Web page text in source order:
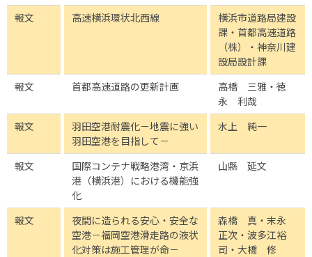
報文 高速横浜環状北西線
横浜市道路局建設
課・首都高速道路
（株）・神奈川建
設局設計課
報文
首都高速道路の更新計画
高橋 三雅・徳
永 利哉
報文
羽田空港耐震化－地震に強い
羽田空港を目指して－
水上 純一
報文
国際コンテナ戦略港湾・京浜
港（横浜港）における機能強
化
山縣 延文
報文
夜間に造られる安心・安全な
空港－福岡空港滑走路の液状
化対策は施工管理が命－
森橋 真・末永
正次・波多江裕
司・大橋 修